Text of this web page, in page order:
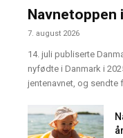
Navnetoppen
7. august 2026
14. juli publiserte
nyfødte i Danmark i
jentenavnet, og sendte
år